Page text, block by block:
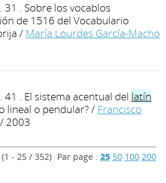
. Sobre los vocablos
de 1516 del Vocabulario
/ María Lourdes García-Macho
. El sistema acentual del latín
lineal o pendular?/ Francisco
/ 2003
- 25 / 352) Par page : 25 50 100 200